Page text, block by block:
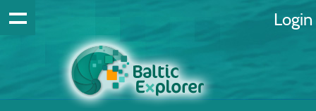
Login